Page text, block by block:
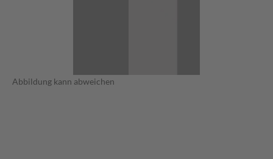
Abbildung kann abweichen